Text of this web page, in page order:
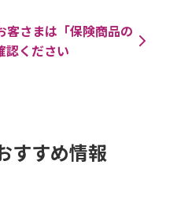
度の対象ではありません。
代理店とする引受保険会社
お客さまと保険会社になり
内する生命保険について、
お客さまと保険会社になり
、イオン銀行とお客さまと
度の対象ではありません。
集代理店とする引受保険会
ます。
をよくご確認ください。
株式・債券等で運用してお
や積立金額・将来の年金
ンフレット」ご契約に際し
約のしおり・約款」、「契
などを下回ることや、既
客さまは「保険商品の
認ください
すすめ情報